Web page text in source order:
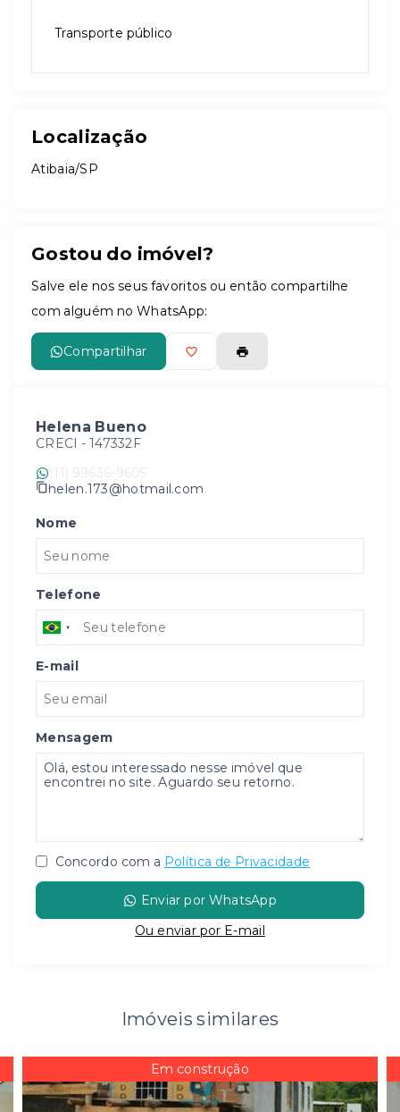
Transporte público
Localização
Atibaia/SP
Gostou do imóvel?
Salve ele nos seus favoritos ou então compartilhe
com alguém no WhatsApp:
Compartilhar
Helena Bueno
CRECI - 147332F
(11) 99636-9605
helen.173@hotmail.com
Nome
Telefone
E-mail
Mensagem
Concordo com a Política de Privacidade
Enviar por WhatsApp
Ou enviar por E-mail
Imóveis similares
Em construção